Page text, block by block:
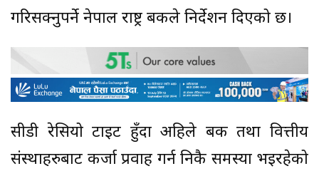
गरिसक्नुपर्ने नेपाल राष्ट्र बैंकले निर्देशन दिएको छ।
सीडी रेसियो टाइट हुँदा अहिले बैंक तथा वित्तीय
संस्थाहरुबाट कर्जा प्रवाह गर्न निकै समस्या भइरहेको